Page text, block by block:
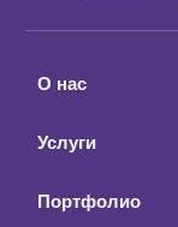
О нас
Услуги
Портфолио